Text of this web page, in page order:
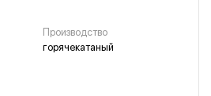
Производство
горячекатаный